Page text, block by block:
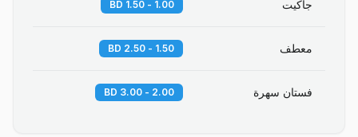
جاكيت 1.00 - 1.50 BD
معطف 1.50 - 2.50 BD
فستان سهرة 2.00 - 3.00 BD